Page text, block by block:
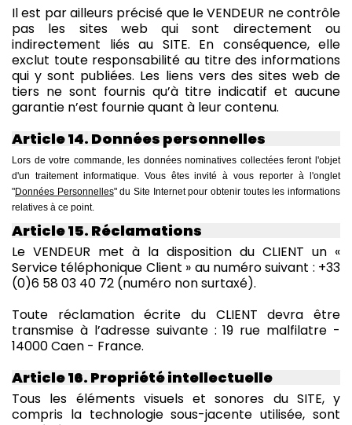
Il est par ailleurs précisé que le VENDEUR ne contrôle
pas les sites web qui sont directement ou
indirectement liés au SITE. En conséquence, elle
exclut toute responsabilité au titre des informations
qui y sont publiées. Les liens vers des sites web de
tiers ne sont fournis qu’à titre indicatif et aucune
garantie n’est fournie quant à leur contenu.
Article 14. Données personnelles
Lors de votre commande, les données nominatives collectées feront l'objet
d'un traitement informatique. Vous êtes invité à vous reporter à l'onglet
"Données Personnelles" du Site Internet pour obtenir toutes les informations
relatives à ce point.
Article 15. Réclamations
Le VENDEUR met à la disposition du CLIENT un «
Service téléphonique Client » au numéro suivant : +33
(0)6 58 03 40 72 (numéro non surtaxé).
Toute réclamation écrite du CLIENT devra être
transmise à l’adresse suivante : 19 rue malfilatre -
14000 Caen - France.
Article 16. Propriété intellectuelle
Tous les éléments visuels et sonores du SITE, y
compris la technologie sous-jacente utilisée, sont